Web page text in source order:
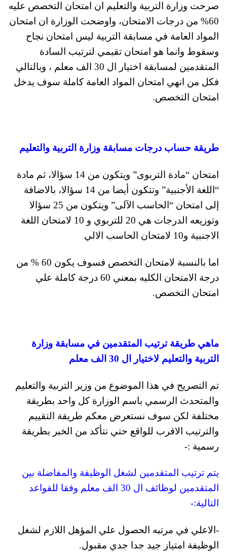
صرحت وزارة التربية والتعليم ان امتحان التخصص عليه
60% من درجات الامتحان، واوضحت الوزارة ان امتحان
المواد العامة في مسابقة التربية ليس امتحان نجاح
وسقوط وانما هو امتحان تقيمي لترتيب السادة
المتقدمين لمسابقة اختيار ال 30 الف معلم ، وبالتالي
فكل من انهي امتحان المواد العامة كاملة سوف يدخل
امتحان التخصص.
طريقة حساب درجات مسابقة وزارة التربية والتعليم
امتحان “مادة التربوى” ويتكون من 14 سؤالا، ثم مادة
“اللغة الأجنبية” وتتكون أيضا من 14 سؤالا، بالاضافة
إلى امتحان “الحاسب الآلى” ويتكون من 25 سؤالا
وتوزيعه الدرجات هي 20 للتربوي و 10 لامتحان اللغة
الاجنبية و10 لامتحان الحاسب الالي
اما بالنسبة لامتحان التخصص فسوف يكون 60 % من
درجة الامتحان الكليه بمعني 60 درجة كاملة علي
امتحان التخصص.
ماهي طريقة ترتيب المتقدمين في مسابقة وزارة
التربية والتعليم لاختيار ال 30 الف معلم
تم التصريح في هذا الموضوع من وزير التربية والتعليم
والمتحدث الرسمي باسم الوزارة كل واحد بطريقة
مختلفة لكن سوف نستعرض معكم طريقة التقييم
والترتيب الاقرب للواقع حتي نتأكد من الخبر بطريقة
رسمية :-
يتم ترتيب المتقدمين لشغل الوظيفة والمفاضلة بين
المتقدمين لوظائف ال 30 الف معلم وفقا للقواعد
التالية:-
-الاعلي في مرتبه الحصول علي المؤهل اللازم لشغل
الوظيفة امتياز جيد جدا جدي مقبول.